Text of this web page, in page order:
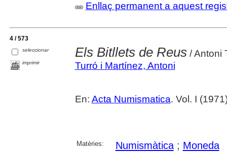
Enllaç permanent a aquest
4 / 573
seleccionar
imprimir
Els Bitllets de Reus/ Antoni
Turró i Martínez, Antoni
En: Acta Numismatica. Vol. I
Matèries: Numismàtica; Moneda